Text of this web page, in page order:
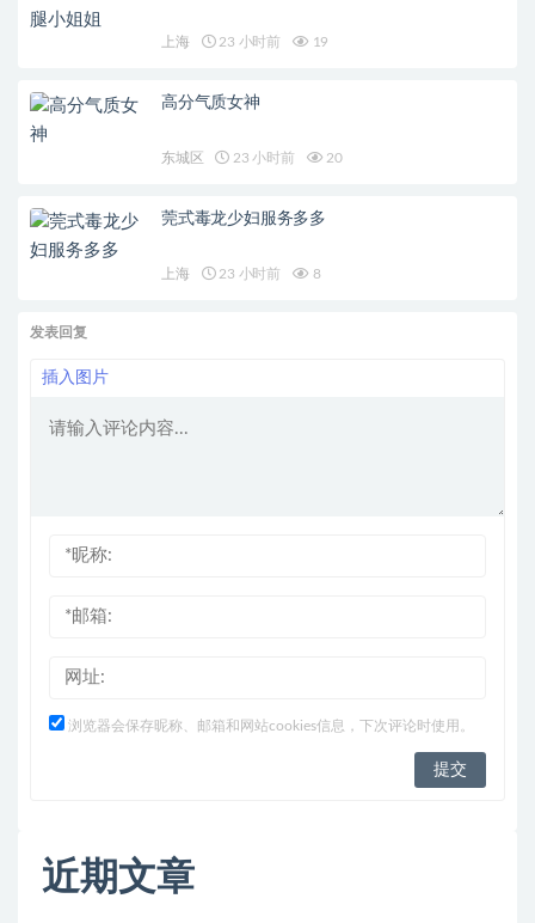
上海 23 小时前 19
高分气质女神
东城区 23 小时前 20
莞式毒龙少妇服务多多
上海 23 小时前 8
发表回复
插入图片
浏览器会保存昵称、邮箱和网站cookies信息，下次评论时使用。
近期文章